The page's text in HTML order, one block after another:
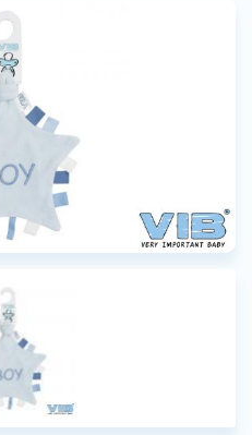
VIB®-Dealer worden